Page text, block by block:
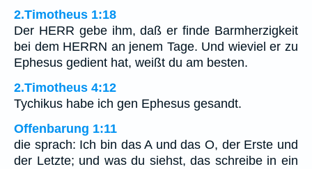
2.Timotheus 1:18
Der HERR gebe ihm, daß er finde Barmherzigkeit
bei dem HERRN an jenem Tage. Und wieviel er zu
Ephesus gedient hat, weißt du am besten.
2.Timotheus 4:12
Tychikus habe ich gen Ephesus gesandt.
Offenbarung 1:11
die sprach: Ich bin das A und das O, der Erste und
der Letzte; und was du siehst, das schreibe in ein